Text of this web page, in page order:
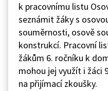
k pracovnímu listu
seznámit žáky s
souměrnosti, osově
konstrukcí. Pracovní
žákům 6. ročníku k
mohou jej využít i žáci
na přijímací zkoušky.